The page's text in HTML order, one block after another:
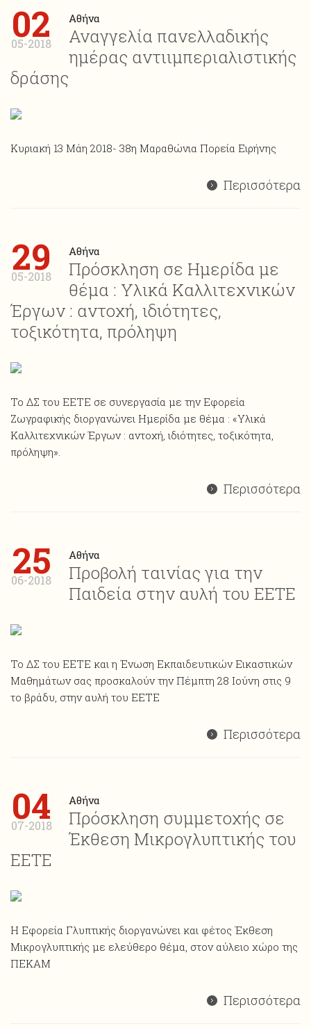
02
05-2018
Αθήνα
Αναγγελία πανελλαδικής
ημέρας αντιιμπεριαλιστικής
δράσης
Κυριακή 13 Μάη 2018- 38η Μαραθώνια Πορεία Ειρήνης
Περισσότερα
29
05-2018
Αθήνα
Πρόσκληση σε Ημερίδα με
θέμα : Υλικά Καλλιτεχνικών
Έργων : αντοχή, ιδιότητες,
τοξικότητα, πρόληψη
Το ΔΣ του ΕΕΤΕ σε συνεργασία με την Εφορεία
Ζωγραφικής διοργανώνει Ημερίδα με θέμα : «Υλικά
Καλλιτεχνικών Έργων : αντοχή, ιδιότητες, τοξικότητα,
πρόληψη».
Περισσότερα
25
06-2018
Αθήνα
Προβολή ταινίας για την
Παιδεία στην αυλή του ΕΕΤΕ
Το ΔΣ του ΕΕΤΕ και η Ένωση Εκπαιδευτικών Εικαστικών
Μαθημάτων σας προσκαλούν την Πέμπτη 28 Ιούνη στις 9
το βράδυ, στην αυλή του ΕΕΤΕ
Περισσότερα
04
07-2018
Αθήνα
Πρόσκληση συμμετοχής σε
Έκθεση Μικρογλυπτικής του
ΕΕΤΕ
Η Εφορεία Γλυπτικής διοργανώνει και φέτος Έκθεση
Mικρογλυπτικής με ελεύθερο θέμα, στον αύλειο χώρο της
ΠΕΚΑΜ
Περισσότερα